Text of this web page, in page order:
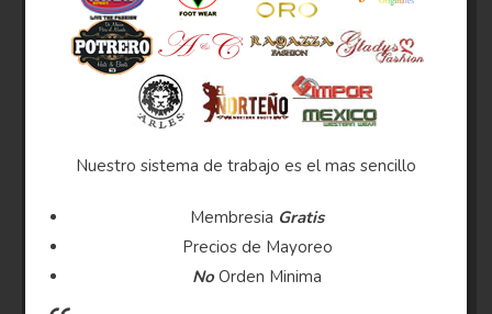
Nuestro sistema de trabajo es el mas sencillo
Membresia Gratis
Precios de Mayoreo
No Orden Minima